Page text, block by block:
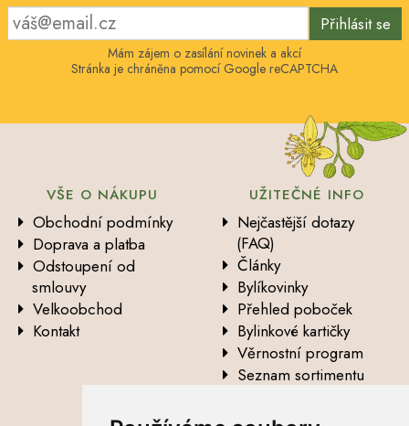
Přihlásit se
Mám zájem o zasílání novinek a akcí
Stránka je chráněna pomocí Google reCAPTCHA
VŠE O NÁKUPU
Obchodní podmínky
Doprava a platba
Odstoupení od
smlouvy
Velkoobchod
Kontakt
UŽITEČNÉ INFO
Nejčastější dotazy
(FAQ)
Články
Bylíkovinky
Přehled poboček
Bylinkové kartičky
Věrnostní program
Seznam sortimentu
údajů